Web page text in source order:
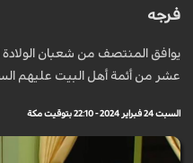
فرجه
يوافق المنتصف من شعبان الولادة
عشر من أئمة أهل البيت عليهم
السبت 24 فبراير 2024 - 22:10 بتوقيت مكة